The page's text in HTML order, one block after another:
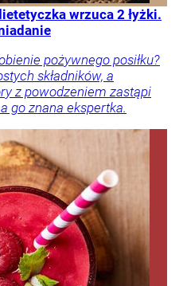
wrzuca 2 łyżki.
pożywnego posiłku?
składników, a
z powodzeniem zastąpi
go znana ekspertka.